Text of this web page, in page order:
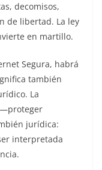
decomisos,
de libertad. La ley
en martillo.
Segura, habrá
también
La
jurídica:
interpretada